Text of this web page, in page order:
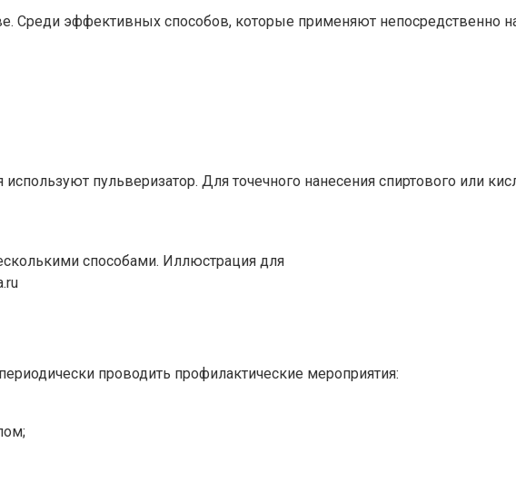
Среди эффективных способов, которые применяют непосредственно
пульверизатор. Для точечного нанесения спиртового или
способами. Иллюстрация для
проводить профилактические мероприятия: